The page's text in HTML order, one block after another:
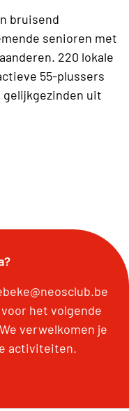
bruisend
senioren met
220 lokale
55-plussers
gelijkgezinden uit
het volgende
verwelkomen je
activiteiten.